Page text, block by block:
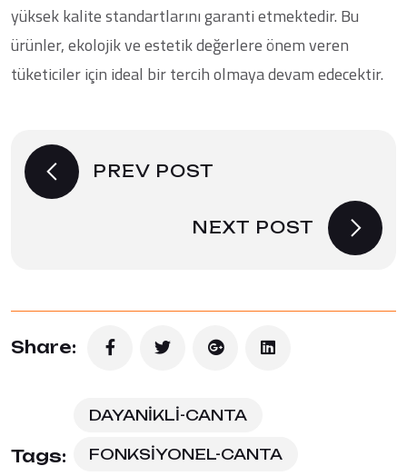
yüksek kalite standartlarını garanti etmektedir. Bu
ürünler, ekolojik ve estetik değerlere önem veren
tüketiciler için ideal bir tercih olmaya devam edecektir.
PREV POST
NEXT POST
Share:
Tags:
DAYANIKLI-CANTA
FONKSIYONEL-CANTA